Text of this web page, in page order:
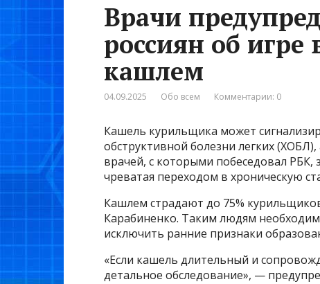
Врачи
россиян об игре
кашлем
04.09.2025 Обо всем Комментарии: 0
Кашель курильщика может
обструктивной болезни легких
врачей, с которыми побеседовал РБК,
чреватая переходом в хроническую
Кашлем страдают до 75%
Карабиненко. Таким людям
исключить ранние признаки
«Если кашель длительный и
детальное обследование», —